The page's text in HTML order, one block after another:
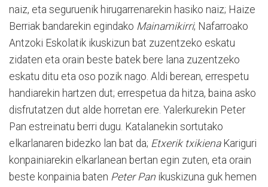
naiz, eta seguruenik hirugarrenarekin hasiko naiz; Haize
Berriak bandarekin egindako Mainamikirri; Nafarroako
Antzoki Eskolatik ikuskizun bat zuzentzeko eskatu
zidaten eta orain beste batek bere lana zuzentzeko
eskatu ditu eta oso pozik nago. Aldi berean, errespetu
handiarekin hartzen dut; errespetua da hitza, baina asko
disfrutatzen dut alde horretan ere. Yalerkurekin Peter
Pan estreinatu berri dugu. Katalanekin sortutako
elkarlanaren bidezko lan bat da; Etxerik txikienaKariguri
konpainiarekin elkarlanean bertan egin zuten, eta orain
beste konpainia baten Peter Pan ikuskizuna guk hemen